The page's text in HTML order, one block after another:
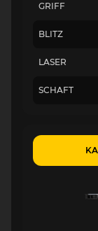
GRIFF
BLITZ
LASER
SCHAFT